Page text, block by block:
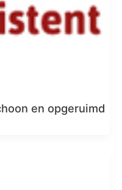
en opgeruimd